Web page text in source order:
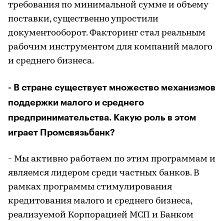
требования по минимальной сумме и объему
поставки, существенно упростили
документооборот. Факторинг стал реальным
рабочим инструментом для компаний малого
и среднего бизнеса.
- В стране существует множество механизмов
поддержки малого и среднего
предпринимательства. Какую роль в этом
играет Промсвязьбанк?
- Мы активно работаем по этим программам и
являемся лидером среди частных банков. В
рамках программы стимулирования
кредитования малого и среднего бизнеса,
реализуемой Корпорацией МСП и Банком